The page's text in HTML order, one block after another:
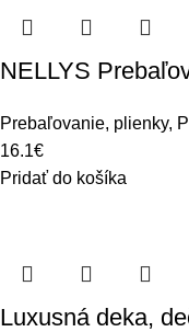
NELLYS
Prebaľovanie, plienky,
16.1€
Pridať do košíka
Luxusná deka,